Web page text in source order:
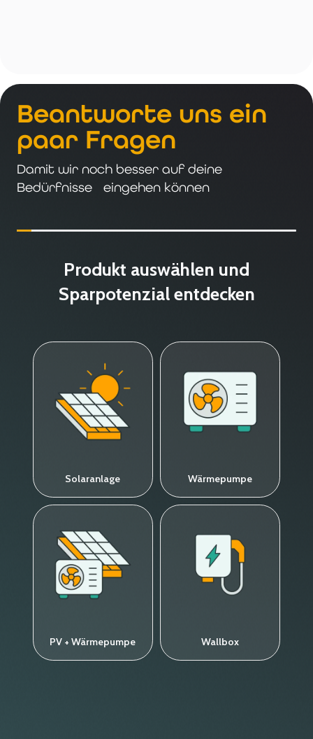
Beantworte uns ein
paar Fragen
Damit wir noch besser auf deine
Bedürfnisse eingehen können